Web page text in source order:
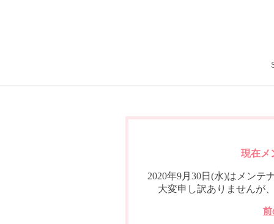
現在メ
2020年9月30日(水)はメンテ
大変申し訳ありませんが
前